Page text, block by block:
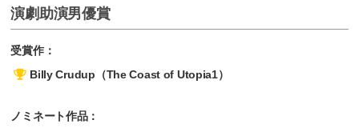
演劇助演男優賞
受賞作：
Billy Crudup（The Coast of Utopia1）
ノミネート作品：